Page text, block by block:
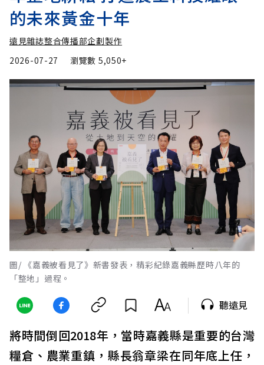
的未來黃金十年
遠見雜誌整合傳播部企劃製作
2026-07-27
瀏覽數 5,050+
圖/ 《嘉義被看見了》新書發表，精彩紀錄嘉義縣歷時八年的
「整地」過程。
聽遠見
將時間倒回2018年，當時嘉義縣是重要的台灣
糧倉、農業重鎮，縣長翁章梁在同年底上任，